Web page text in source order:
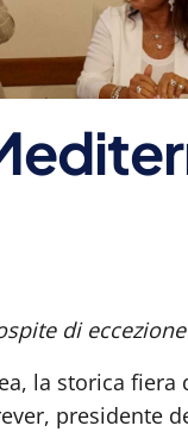
di eccezione
la storica fiera
presidente